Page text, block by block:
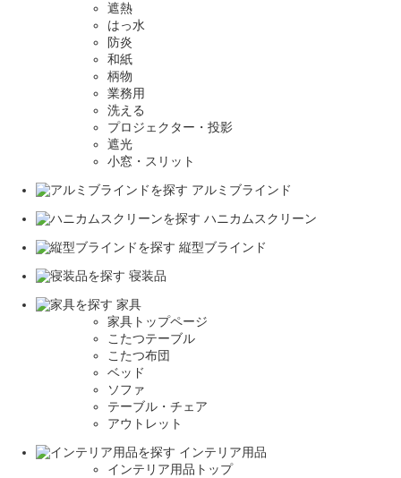
遮熱
はっ水
防炎
和紙
柄物
業務用
洗える
プロジェクター・投影
遮光
小窓・スリット
アルミブラインド
ハニカムスクリーン
縦型ブラインド
寝装品
家具
家具トップページ
こたつテーブル
こたつ布団
ベッド
ソファ
テーブル・チェア
アウトレット
インテリア用品
インテリア用品トップ